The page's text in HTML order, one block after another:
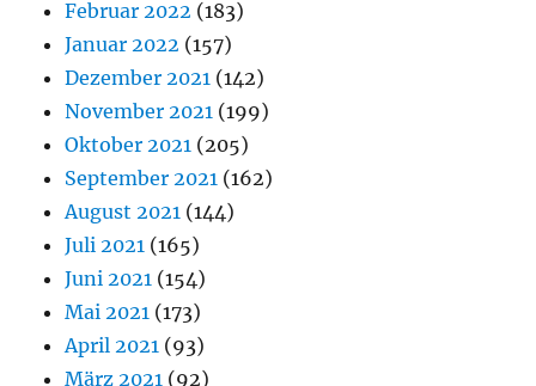
Februar 2022 (183)
Januar 2022 (157)
Dezember 2021 (142)
November 2021 (199)
Oktober 2021 (205)
September 2021 (162)
August 2021 (144)
Juli 2021 (165)
Juni 2021 (154)
Mai 2021 (173)
April 2021 (93)
März 2021 (92)